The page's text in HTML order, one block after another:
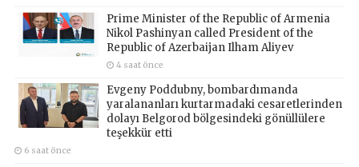
Prime Minister of the Republic of Armenia
Nikol Pashinyan called President of the
Republic of Azerbaijan Ilham Aliyev
4 saat önce
Evgeny Poddubny, bombardımanda
yaralananları kurtarmadaki cesaretlerinden
dolayı Belgorod bölgesindeki gönüllülere
teşekkür etti
6 saat önce